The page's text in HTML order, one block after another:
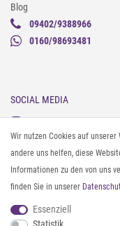
Blog
09402/9388966
0160/98693481
SOCIAL MEDIA
Instagram
Facebook
Pinterest
Twitter
Youtube
Threads
Wir nutzen Cookies auf unserer
andere uns helfen, diese
Informationen zu den von uns
finden Sie in unserer
Essenziell